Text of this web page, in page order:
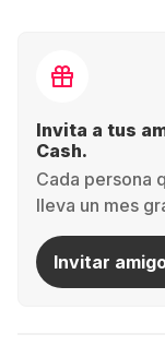
Invita a tus
Cash.
Cada persona
lleva un mes
Invitar